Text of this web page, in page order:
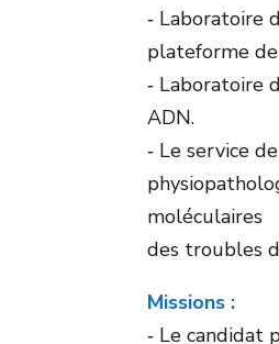
‐ Laboratoire
plateforme
‐ Laboratoire
ADN.
‐ Le service
moléculaires
des troubles
Missions :
‐ Le candidat